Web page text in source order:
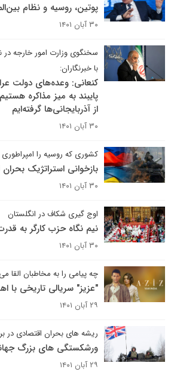
پوتین، روسیه و نظام
۳۰ آبان ۱۴۰۱
سخنگوی وزارت امور خارجه
با خبرنگاران:
کنعانی: وعده‌های دولت
پایبند به میز مذاکره
از آذربایجانی‌ها گرفته‌ایم
۳۰ آبان ۱۴۰۱
کشوری که روسیه را
بازخوانی استراتژیک بحران
۳۰ آبان ۱۴۰۱
اوج گیری شکاف در انگلستان
نیم نگاه حزب کارگر به
۳۰ آبان ۱۴۰۱
چه پیامی را به مخاطبان القا
"عزیز" سریالی تاریخی با
۲۹ آبان ۱۴۰۱
ریشه های بحران اقتصادی در
ورشکستگی های بزرگ
۲۹ آبان ۱۴۰۱